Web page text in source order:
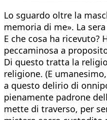
Lo sguardo oltre la
memoria di me». La
E che cosa ha
peccaminosa a
Di questo tratta la
religione. (E
a questo delirio di
pienamente padrone
mette di traverso, per